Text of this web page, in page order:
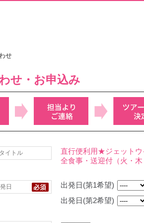
せ
せ・お申込み
イトル
直行便利用★ジェットウ
全食事・送迎付（火・木
日 出発日(第1希望)
出発日(第2希望)